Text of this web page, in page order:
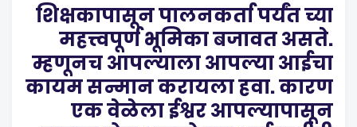
शिक्षकापासून पालनकर्ता पर्यंत च्या
महत्त्वपूर्ण भूमिका बजावत असते.
म्हणूनच आपल्याला आपल्या आईचा
कायम सन्मान करायला हवा. कारण
एक वेळेला ईश्वर आपल्यापासून